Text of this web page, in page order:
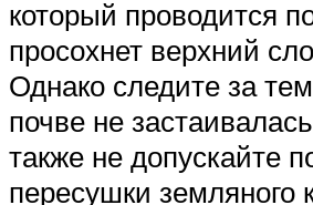
который проводится
просохнет верхний
Однако следите за
почве не
также не допускайте
пересушки земляного